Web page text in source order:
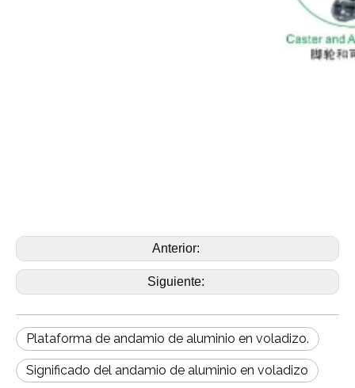
Anterior:
Siguiente:
Plataforma de andamio de aluminio en voladizo.
Significado del andamio de aluminio en voladizo